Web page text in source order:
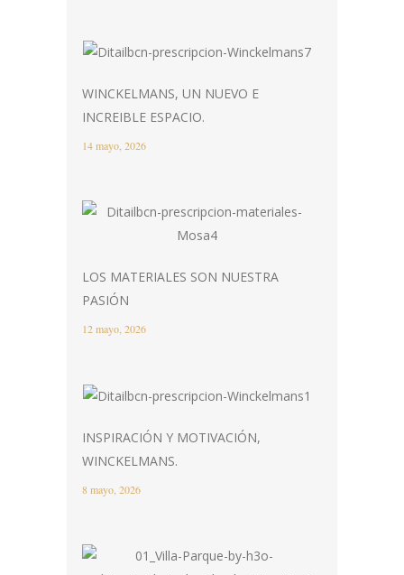
WINCKELMANS, UN NUEVO E
INCREIBLE ESPACIO.
14 mayo, 2026
LOS MATERIALES SON NUESTRA
PASIÓN
12 mayo, 2026
INSPIRACIÓN Y MOTIVACIÓN,
WINCKELMANS.
8 mayo, 2026